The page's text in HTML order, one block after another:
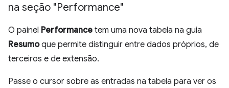
na seção "Performance"
O painel Performance tem uma nova tabela na guia
Resumoque permite distinguir entre dados próprios, de
terceiros e de extensão.
Passe o cursor sobre as entradas na tabela para ver os